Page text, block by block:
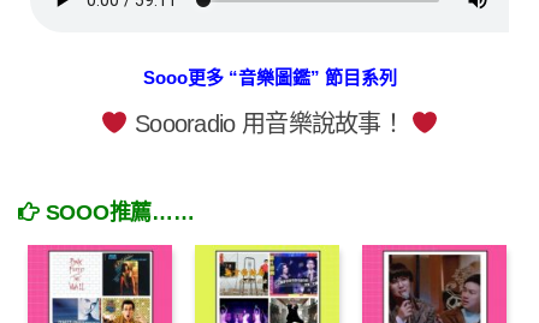
Sooo更多 “音樂圖鑑” 節目系列
Soooradio 用音樂說故事！
SOOO推薦……